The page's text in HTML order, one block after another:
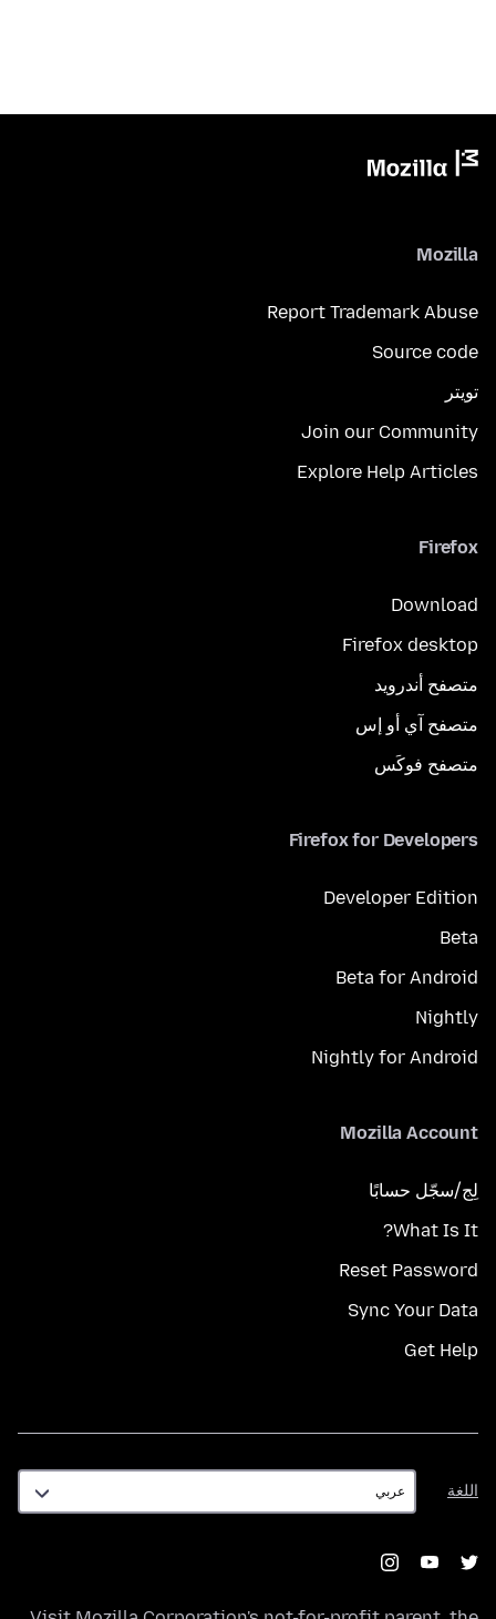
Mozilla
Report Trademark Abuse
Source code
تويتر
Join our Community
Explore Help Articles
Firefox
Download
Firefox desktop
متصفح أندرويد
متصفح آي أو إس
متصفح فوكَس
Firefox for Developers
Developer Edition
Beta
Beta for Android
Nightly
Nightly for Android
Mozilla Account
لِج/سجّل حسابًا
What Is It?
Reset Password
Sync Your Data
Get Help
اللغة
اللغة